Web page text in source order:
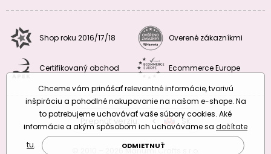
Shop roku 2016/17/18 Overené zákazníkmi
Certifikovaný obchod Ecommerce Europe
Prepnúť verziu: CZSK
© 2010 – 2026 Manumi Crafts s.r.o.
Chceme vám prinášať relevantné informácie, tvorivú
inšpiráciu a pohodlné nakupovanie na našom e-shope. Na
to potrebujeme uchovávať vaše súbory cookies. Aké
informácie a akým spôsobom ich uchovávame sa dočítate
tu. ODMIETNUŤ